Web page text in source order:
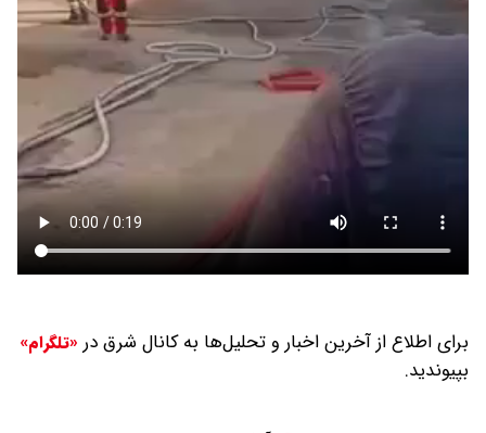
برای اطلاع از آخرین اخبار و تحلیل‌ها به کانال شرق در «تلگرام»
بپیوندید.